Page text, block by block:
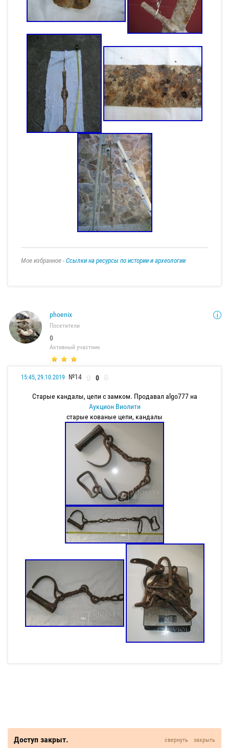
Мое избранное - Ссылки на ресурсы по истории и археологии
phoenix
Посетители
0
Активный участник
15:45, 29.10.2019 №14 0
Старые кандалы, цепи с замком. Продавал algo777 на
Аукцион Виолити
старые кованые цепи, кандалы
Доступ закрыт. свернуть закрыть